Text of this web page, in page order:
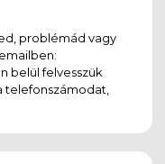
problémád vagy
belül felvesszük
telefonszámodat,